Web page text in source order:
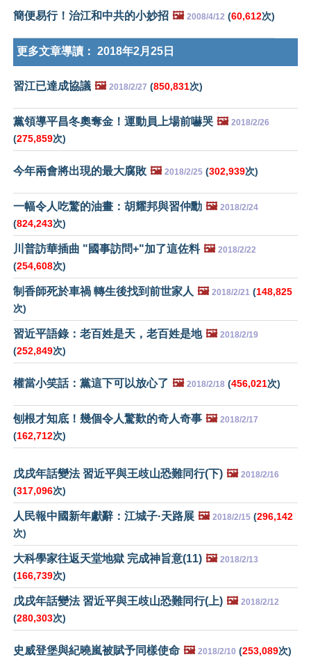
簡便易行！治江和中共的小妙招 🖼️ 2008/4/12 (60,612次)
更多文章導讀： 2018年2月25日
習江已達成協議 🖼️ 2018/2/27 (850,831次)
黨領導平昌冬奧奪金！運動員上場前嚇哭 🖼️ 2018/2/26
(275,859次)
今年兩會將出現的最大腐敗 🖼️ 2018/2/25 (302,939次)
一幅令人吃驚的油畫：胡耀邦與習仲勳 🖼️ 2018/2/24
(824,243次)
川普訪華插曲 "國事訪問+"加了這佐料 🖼️ 2018/2/22
(254,608次)
制香師死於車禍 轉生後找到前世家人 🖼️ 2018/2/21 (148,825
次)
習近平語錄：老百姓是天，老百姓是地 🖼️ 2018/2/19
(252,849次)
權當小笑話：黨這下可以放心了 🖼️ 2018/2/18 (456,021次)
刨根才知底！幾個令人驚歎的奇人奇事 🖼️ 2018/2/17
(162,712次)
戊戌年話變法 習近平與王歧山恐難同行(下) 🖼️ 2018/2/16
(317,096次)
人民報中國新年獻辭：江城子·天路展 🖼️ 2018/2/15 (296,142
次)
大科學家往返天堂地獄 完成神旨意(11) 🖼️ 2018/2/13
(166,739次)
戊戌年話變法 習近平與王歧山恐難同行(上) 🖼️ 2018/2/12
(280,303次)
史威登堡與紀曉嵐被賦予同樣使命 🖼️ 2018/2/10 (253,089次)